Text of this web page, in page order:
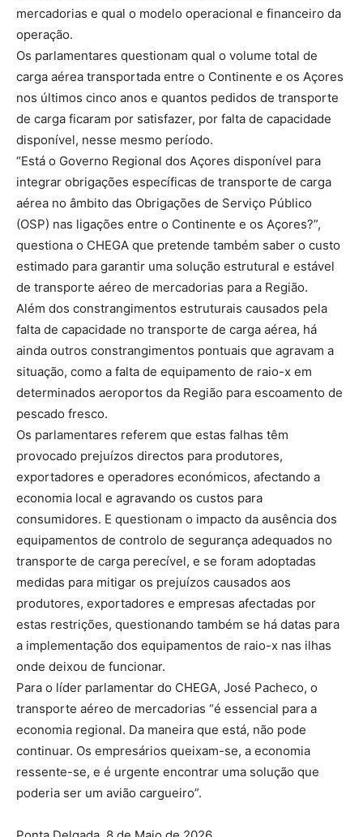
mercadorias e qual o modelo operacional e financeiro da
operação.
Os parlamentares questionam qual o volume total de
carga aérea transportada entre o Continente e os Açores
nos últimos cinco anos e quantos pedidos de transporte
de carga ficaram por satisfazer, por falta de capacidade
disponível, nesse mesmo período.
“Está o Governo Regional dos Açores disponível para
integrar obrigações específicas de transporte de carga
aérea no âmbito das Obrigações de Serviço Público
(OSP) nas ligações entre o Continente e os Açores?”,
questiona o CHEGA que pretende também saber o custo
estimado para garantir uma solução estrutural e estável
de transporte aéreo de mercadorias para a Região.
Além dos constrangimentos estruturais causados pela
falta de capacidade no transporte de carga aérea, há
ainda outros constrangimentos pontuais que agravam a
situação, como a falta de equipamento de raio-x em
determinados aeroportos da Região para escoamento de
pescado fresco.
Os parlamentares referem que estas falhas têm
provocado prejuízos directos para produtores,
exportadores e operadores económicos, afectando a
economia local e agravando os custos para
consumidores. E questionam o impacto da ausência dos
equipamentos de controlo de segurança adequados no
transporte de carga perecível, e se foram adoptadas
medidas para mitigar os prejuízos causados aos
produtores, exportadores e empresas afectadas por
estas restrições, questionando também se há datas para
a implementação dos equipamentos de raio-x nas ilhas
onde deixou de funcionar.
Para o líder parlamentar do CHEGA, José Pacheco, o
transporte aéreo de mercadorias “é essencial para a
economia regional. Da maneira que está, não pode
continuar. Os empresários queixam-se, a economia
ressente-se, e é urgente encontrar uma solução que
poderia ser um avião cargueiro”.